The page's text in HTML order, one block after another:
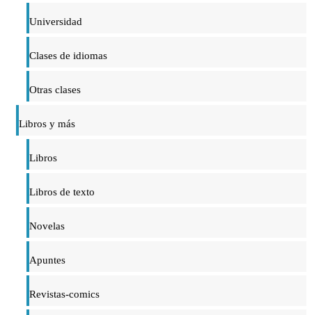
Universidad
Clases de idiomas
Otras clases
Libros y más
Libros
Libros de texto
Novelas
Apuntes
Revistas-comics